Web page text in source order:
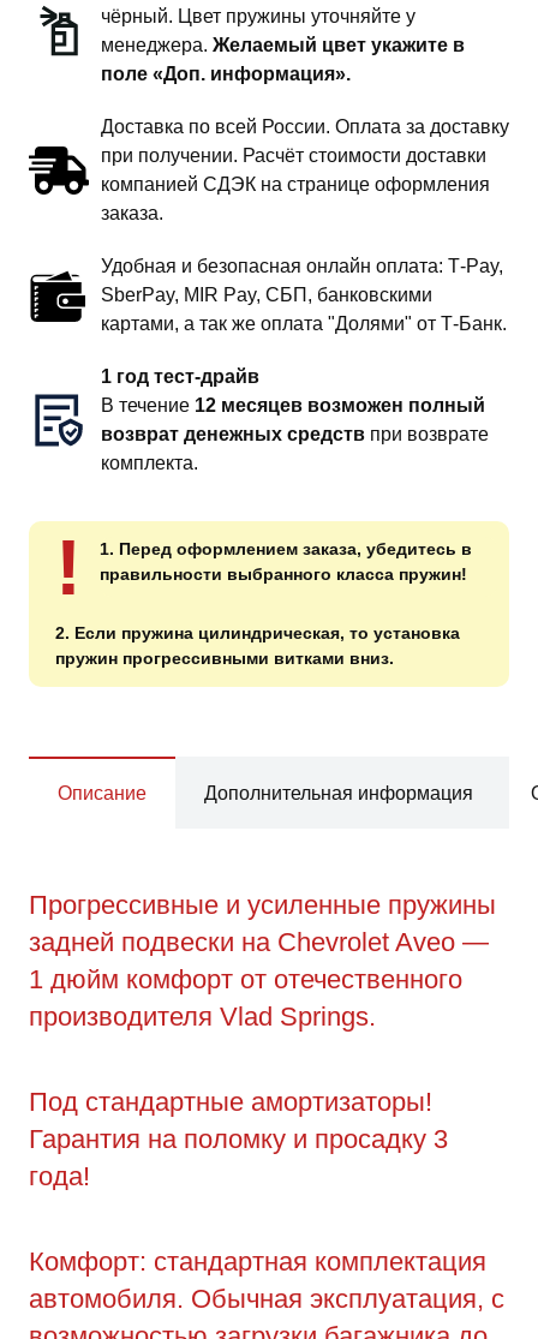
чёрный. Цвет пружины уточняйте у
менеджера. Желаемый цвет укажите в
поле «Доп. информация».
Доставка по всей России. Оплата за доставку
при получении. Расчёт стоимости доставки
компанией СДЭК на странице оформления
заказа.
Удобная и безопасная онлайн оплата: T‑Pay,
SberPay, MIR Pay, СБП, банковскими
картами, а так же оплата "Долями" от Т-Банк.
1 год тест-драйв
В течение 12 месяцев возможен полный
возврат денежных средств при возврате
комплекта.
!
1. Перед оформлением заказа, убедитесь в
правильности выбранного класса пружин!
2. Если пружина цилиндрическая, то установка
пружин прогрессивными витками вниз.
Описание Дополнительная информация
Прогрессивные и усиленные пружины
задней подвески на Chevrolet Aveo —
1 дюйм комфорт от отечественного
производителя Vlad Springs.
Под стандартные амортизаторы!
Гарантия на поломку и просадку 3
года!
Комфорт: стандартная комплектация
автомобиля. Обычная эксплуатация, с